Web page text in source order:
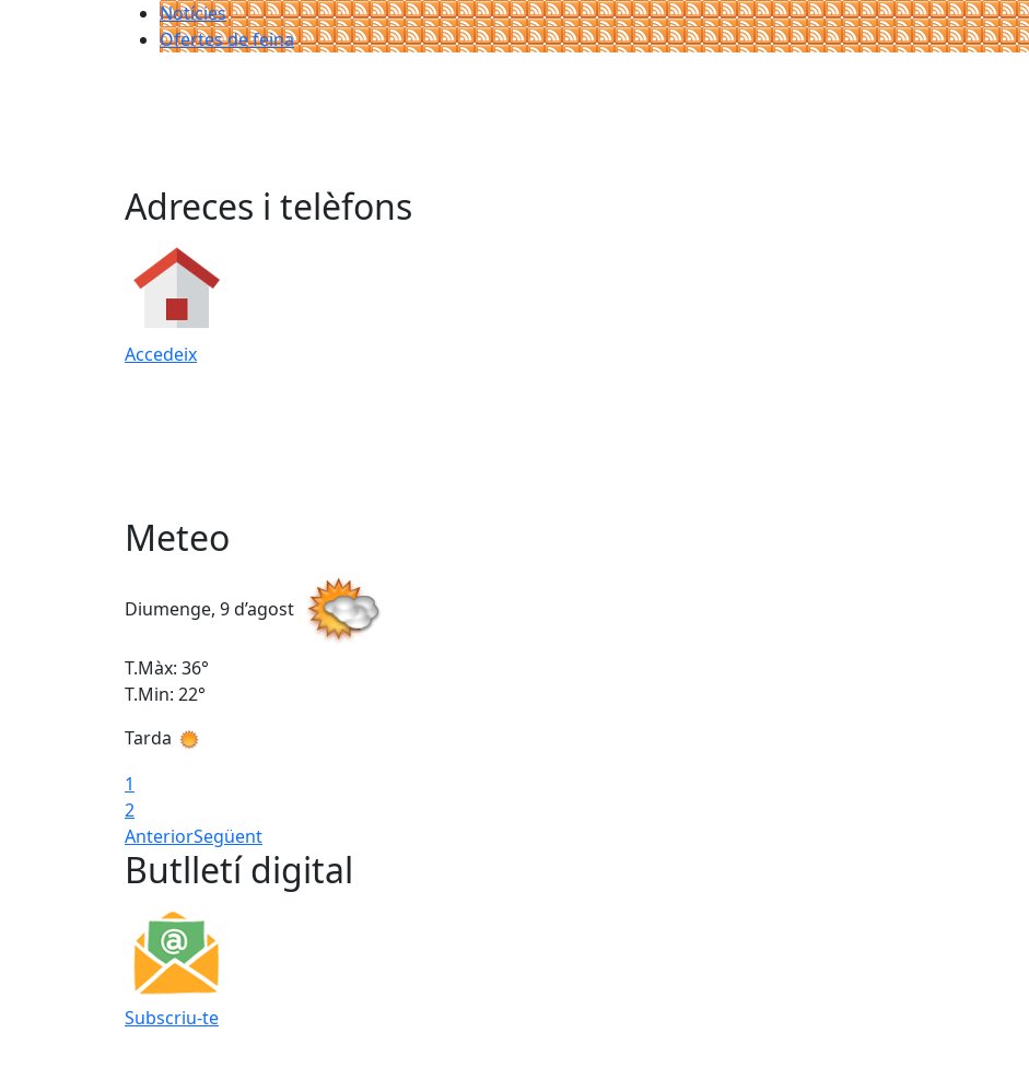
Notícies
Ofertes de feina
Adreces i telèfons
Accedeix
Meteo
Diumenge, 9 d’agost
T.Màx: 36°
T.Min: 22°
Tarda
1
2
AnteriorSegüent
Butlletí digital
Subscriu-te